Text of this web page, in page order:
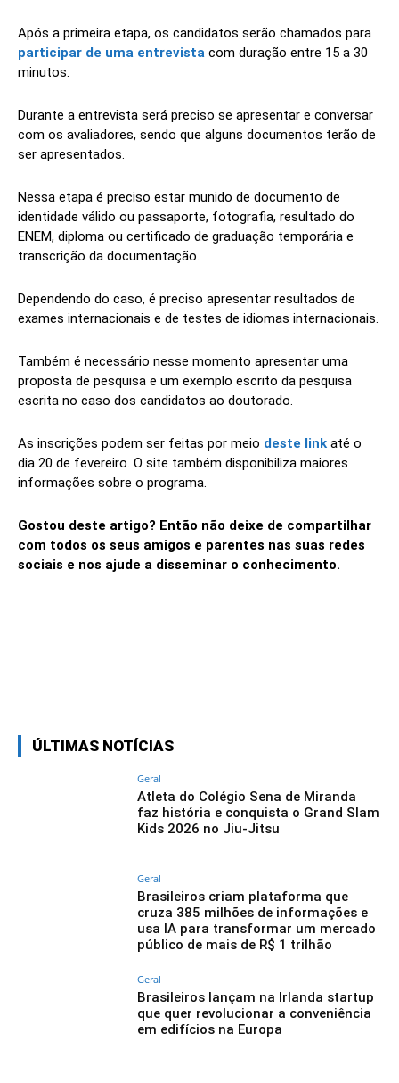
Após a primeira etapa, os candidatos serão chamados para
participar de uma entrevista com duração entre 15 a 30
minutos.
Durante a entrevista será preciso se apresentar e conversar
com os avaliadores, sendo que alguns documentos terão de
ser apresentados.
Nessa etapa é preciso estar munido de documento de
identidade válido ou passaporte, fotografia, resultado do
ENEM, diploma ou certificado de graduação temporária e
transcrição da documentação.
Dependendo do caso, é preciso apresentar resultados de
exames internacionais e de testes de idiomas internacionais.
Também é necessário nesse momento apresentar uma
proposta de pesquisa e um exemplo escrito da pesquisa
escrita no caso dos candidatos ao doutorado.
As inscrições podem ser feitas por meio deste link até o
dia 20 de fevereiro. O site também disponibiliza maiores
informações sobre o programa.
Gostou deste artigo? Então não deixe de compartilhar
com todos os seus amigos e parentes nas suas redes
sociais e nos ajude a disseminar o conhecimento.
ÚLTIMAS NOTÍCIAS
Geral
Atleta do Colégio Sena de Miranda
faz história e conquista o Grand Slam
Kids 2026 no Jiu-Jitsu
Geral
Brasileiros criam plataforma que
cruza 385 milhões de informações e
usa IA para transformar um mercado
público de mais de R$ 1 trilhão
Geral
Brasileiros lançam na Irlanda startup
que quer revolucionar a conveniência
em edifícios na Europa